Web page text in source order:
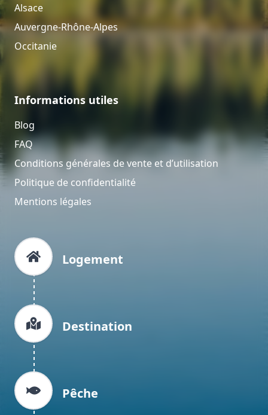
Alsace
Auvergne-Rhône-Alpes
Occitanie
Informations utiles
Blog
FAQ
Conditions générales de vente et d’utilisation
Politique de confidentialité
Mentions légales
Logement
Destination
Pêche